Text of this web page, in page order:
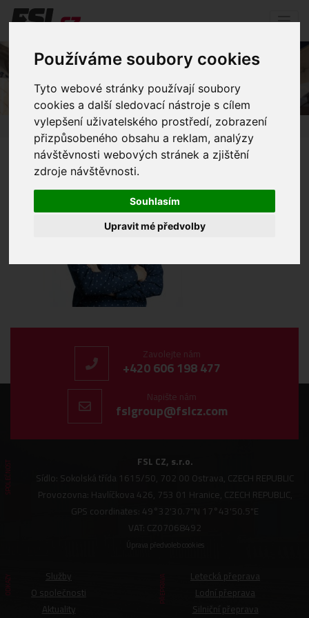
Používáme soubory cookies
Tyto webové stránky používají soubory
cookies a další sledovací nástroje s cílem
vylepšení uživatelského prostředí, zobrazení
přizpůsobeného obsahu a reklam, analýzy
návštěvnosti webových stránek a zjištění
zdroje návštěvnosti.
Souhlasím
Upravit mé předvolby
Jakub_zmenšená
Mediální soubory Jakub_zmenšená
Zavolejte nám
+420 606 198 477
Napište nám
fslgroup@fslcz.com
SPOLEČNOST
FSL CZ, s.r.o.
Sídlo: Sokolská třída 1615/50, 702 00 Ostrava, CZECH REPUBLIC
Provozovna: Havlíčkova 426, 753 01 Hranice, CZECH REPUBLIC,
GPS coordinates: 49°32'30.7"N 17°43'50.5"E
VAT: CZ07068492
Úprava předvoleb cookies
ODKAZY
Služby
O společnosti
Aktuality
PŘEPRAVA
Letecká přeprava
Lodní přeprava
Silniční přeprava